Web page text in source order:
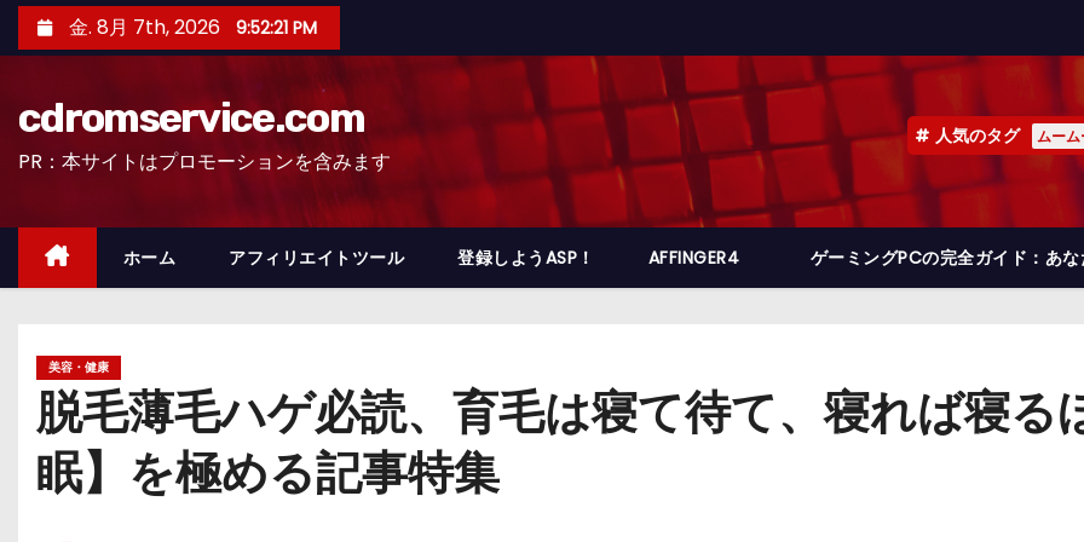
ン
ッ
金. 8月 7th, 2026 9:52:22 PM
cdromservice.com
PR：本サイトはプロモーションを含みます
人気のタグ ムー
ホーム アフィリエイトツール 登録しようASP！ AFFINGER4 ゲーミングPCの完全ガイド：あ
美容・健康
脱毛薄毛ハゲ必読、育毛は寝て待て、寝れば寝
眠】を極める記事特集